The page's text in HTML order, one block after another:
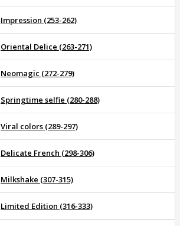
Impression (253-262)
Oriental Delice (263-271)
Neomagic (272-279)
Springtime selfie (280-288)
Viral colors (289-297)
Delicate French (298-306)
Milkshake (307-315)
Limited Edition (316-333)